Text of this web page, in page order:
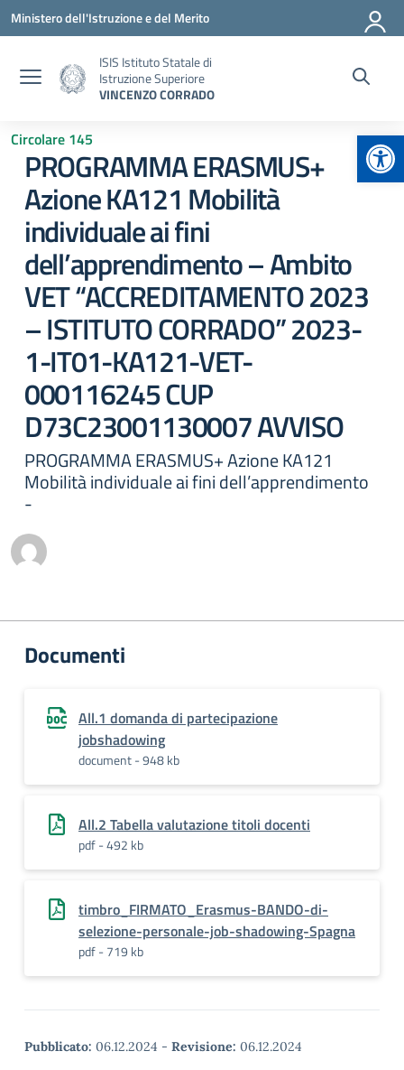
Vai ai contenuti
Vai al menu di navigazione
Vai al footer
Ministero dell'Istruzione e del Merito
ISIS Istituto Statale di
Istruzione Superiore
VINCENZO CORRADO
Circolare 145
PROGRAMMA ERASMUS+
Azione KA121 Mobilità
individuale ai fini
dell’apprendimento – Ambito
VET “ACCREDITAMENTO 2023
– ISTITUTO CORRADO” 2023-
1-IT01-KA121-VET-
000116245 CUP
D73C23001130007 AVVISO
PROGRAMMA ERASMUS+ Azione KA121
Mobilità individuale ai fini dell’apprendimento
-
Documenti
All.1 domanda di partecipazione
jobshadowing
document - 948 kb
All.2 Tabella valutazione titoli docenti
pdf - 492 kb
timbro_FIRMATO_Erasmus-BANDO-di-
selezione-personale-job-shadowing-Spagna
pdf - 719 kb
Pubblicato: 06.12.2024 - Revisione: 06.12.2024